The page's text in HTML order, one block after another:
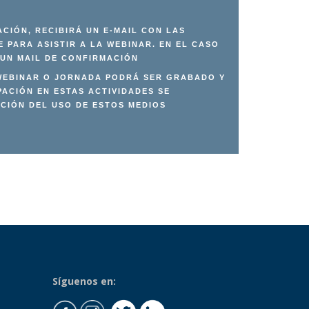
RECIBIRÁ UN E-MAIL CON LAS
PARA ASISTIR A LA WEBINAR. EN EL CASO
MAIL DE CONFIRMACIÓN
O JORNADA PODRÁ SER GRABADO Y
EN ESTAS ACTIVIDADES SE
DEL USO DE ESTOS MEDIOS
Síguenos en: